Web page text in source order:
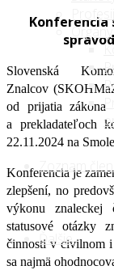
Zoznam
Ďalšie
Konferencia
Slovenská
Znalcov
od prijatia
a prekladateľoch
22.11.2024 na
Konferencia je
zlepšení, no
výkonu znaleckej
statusové otázky
činnosti v civilnom i
sa najmä